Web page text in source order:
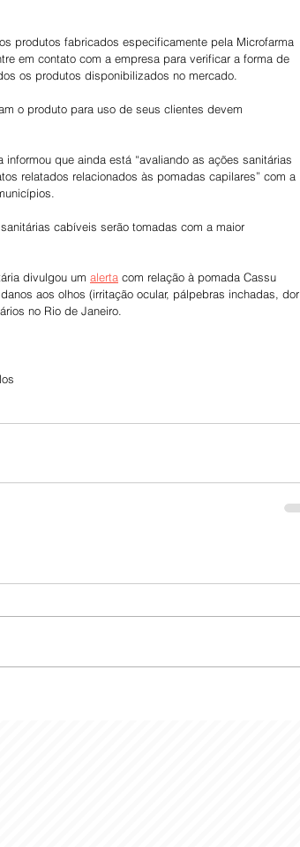
produtos fabricados especificamente pela Microfarma
em contato com a empresa para verificar a forma de
os produtos disponibilizados no mercado.
o produto para uso de seus clientes devem
que ainda está “avaliando as ações sanitárias
relatados relacionados às pomadas capilares” com a
cabíveis serão tomadas com a maior
divulgou um alerta com relação à pomada Cassu
aos olhos (irritação ocular, pálpebras inchadas, dor
no Rio de Janeiro.